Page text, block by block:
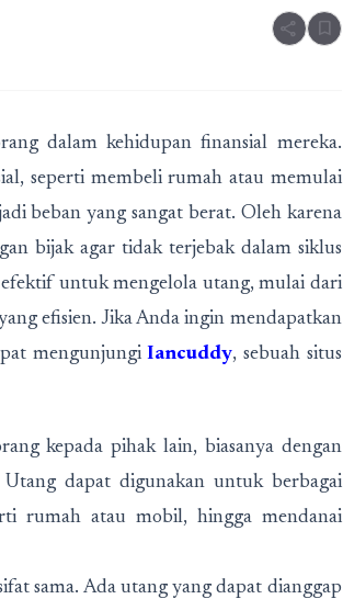
share bookmark
dalam kehidupan finansial mereka.
seperti membeli rumah atau memulai
beban yang sangat berat. Oleh karena
bijak agar tidak terjebak dalam siklus
untuk mengelola utang, mulai dari
efisien. Jika Anda ingin mendapatkan
mengunjungi Iancuddy, sebuah situs
kepada pihak lain, biasanya dengan
dapat digunakan untuk berbagai
rumah atau mobil, hingga mendanai
sama. Ada utang yang dapat dianggap